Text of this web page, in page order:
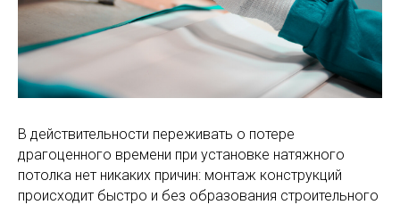
В действительности переживать о потере
драгоценного времени при установке натяжного
потолка нет никаких причин: монтаж конструкций
происходит быстро и без образования строительного